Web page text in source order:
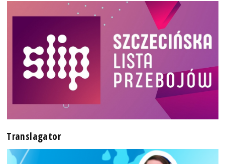
Translagator